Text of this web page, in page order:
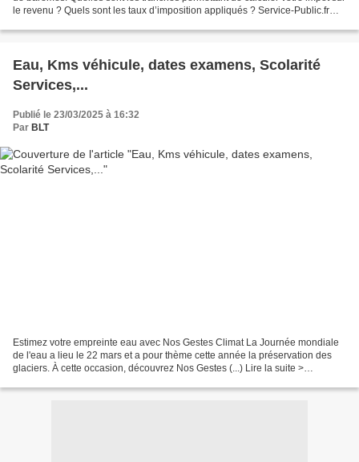
le revenu ? Quels sont les taux d’imposition appliqués ? Service-Public.fr
Eau, Kms véhicule, dates examens, Scolarité
Services,...
Publié le 23/03/2025 à 16:32
Par BLT
Estimez votre empreinte eau avec Nos Gestes Climat La Journée mondiale
de l'eau a lieu le 22 mars et a pour thème cette année la préservation des
glaciers. À cette occasion, découvrez Nos Gestes (...) Lire la suite >